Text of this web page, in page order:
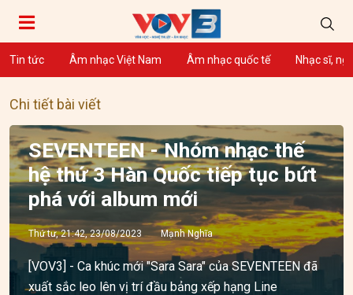
Tin tức Âm nhạc Việt Nam Âm nhạc quốc tế Nhạc sĩ,
Chi tiết bài viết
SEVENTEEN - Nhóm nhạc thế
hệ thứ 3 Hàn Quốc tiếp tục bứt
phá với album mới
Thứ tư, 21:42, 23/08/2023 Mạnh Nghĩa
[VOV3] - Ca khúc mới "Sara Sara" của SEVENTEEN đã
xuất sắc leo lên vị trí đầu bảng xếp hạng Line